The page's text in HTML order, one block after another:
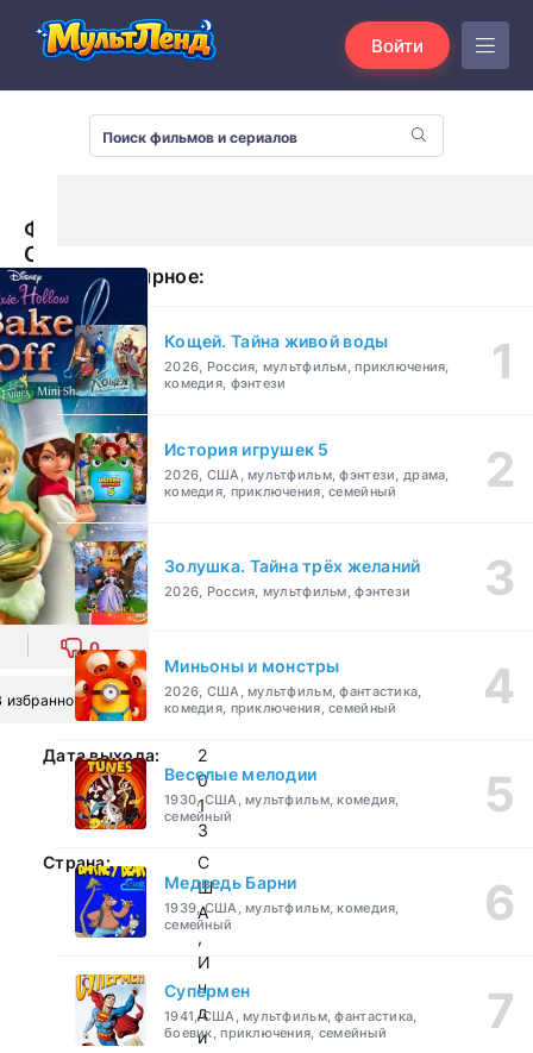
Войти
Феи:
Спорт
и
торт
(2013)
0
избранное
Дата выхода:
2
0
1
3
Страна:
С
Ш
А
,
И
н
д
и
Популярное:
Кощей. Тайна живой воды
2026, Россия, мультфильм, приключения,
комедия, фэнтези
История игрушек 5
2026, США, мультфильм, фэнтези, драма,
комедия, приключения, семейный
Золушка. Тайна трёх желаний
2026, Россия, мультфильм, фэнтези
Миньоны и монстры
2026, США, мультфильм, фантастика,
комедия, приключения, семейный
Веселые мелодии
1930, США, мультфильм, комедия,
семейный
Медведь Барни
1939, США, мультфильм, комедия,
семейный
Супермен
1941, США, мультфильм, фантастика,
боевик, приключения, семейный